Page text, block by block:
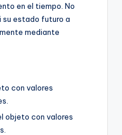
en el tiempo. No
su estado futuro a
mediante
con valores
objeto con valores